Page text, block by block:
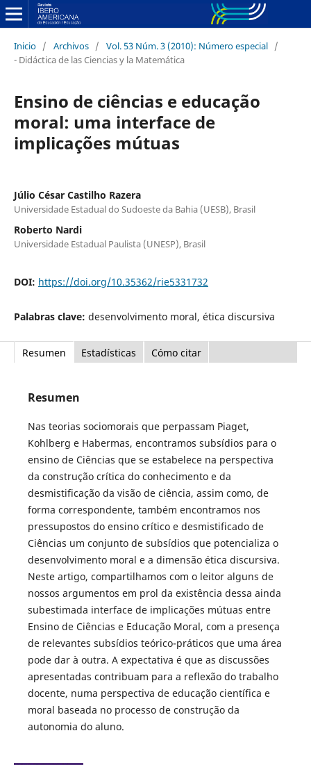
Inicio / Archivos / Vol. 53 Núm. 3 (2010): Número especial /
- Didáctica de las Ciencias y la Matemática
Ensino de ciências e educação
moral: uma interface de
implicações mútuas
Júlio César Castilho Razera
Universidade Estadual do Sudoeste da Bahia (UESB), Brasil
Roberto Nardi
Universidade Estadual Paulista (UNESP), Brasil
DOI: https://doi.org/10.35362/rie5331732
Palabras clave: desenvolvimento moral, ética discursiva
Resumen Estadísticas Cómo citar
Resumen
Nas teorias sociomorais que perpassam Piaget,
Kohlberg e Habermas, encontramos subsídios para o
ensino de Ciências que se estabelece na perspectiva
da construção crítica do conhecimento e da
desmistificação da visão de ciência, assim como, de
forma correspondente, também encontramos nos
pressupostos do ensino crítico e desmistificado de
Ciências um conjunto de subsídios que potencializa o
desenvolvimento moral e a dimensão ética discursiva.
Neste artigo, compartilhamos com o leitor alguns de
nossos argumentos em prol da existência dessa ainda
subestimada interface de implicações mútuas entre
Ensino de Ciências e Educação Moral, com a presença
de relevantes subsídios teórico-práticos que uma área
pode dar à outra. A expectativa é que as discussões
apresentadas contribuam para a reflexão do trabalho
docente, numa perspectiva de educação científica e
moral baseada no processo de construção da
autonomia do aluno.